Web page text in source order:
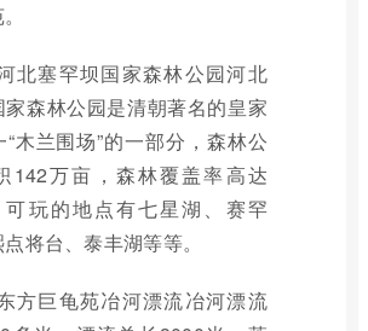
北塞罕坝国家森林公园河北
森林公园是清朝著名的皇家
木兰围场”的一部分，森林公
142万亩，森林覆盖率高达
可玩的地点有七星湖、赛罕
将台、泰丰湖等等。
方巨龟苑冶河漂流冶河漂流